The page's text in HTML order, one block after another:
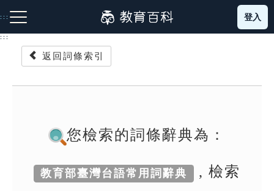
到
主
::: 登入
:::
返回詞條索引
您檢索的詞條辭典為：
教育部臺灣台語常用詞辭典 , 檢索